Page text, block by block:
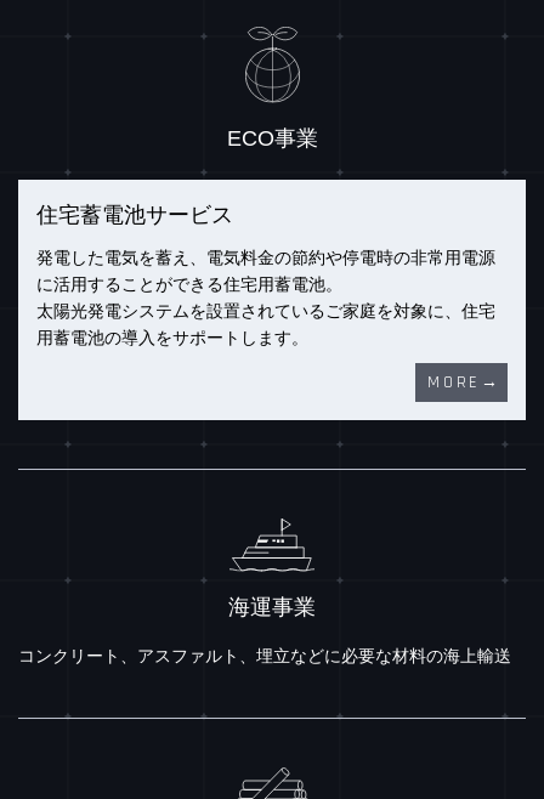
ECO事業
住宅蓄電池サービス
発電した電気を蓄え、電気料金の節約や停電時の非常用電源
に活用することができる住宅用蓄電池。
太陽光発電システムを設置されているご家庭を対象に、住宅
用蓄電池の導入をサポートします。
MORE
海運事業
コンクリート、アスファルト、埋立などに必要な材料の海上輸送